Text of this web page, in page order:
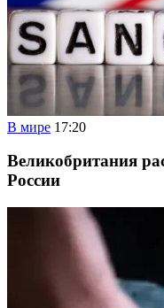
В мире 17:20
Великобритания
России